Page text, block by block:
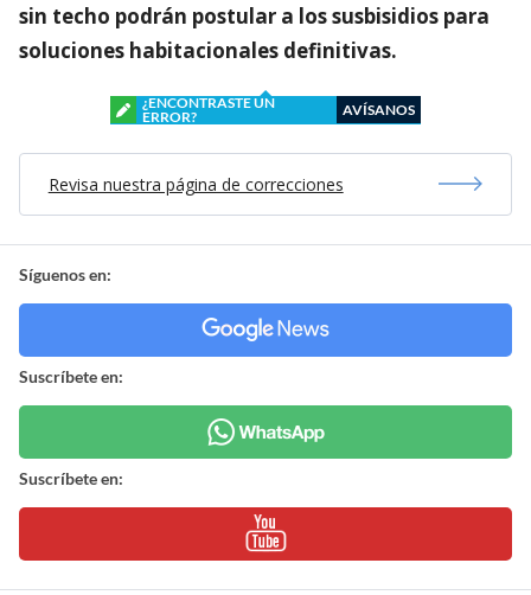
sin techo podrán postular a los susbisidios para
soluciones habitacionales definitivas.
¿ENCONTRASTE UN
ERROR?
AVÍSANOS
Revisa nuestra página de correcciones
Síguenos en:
Suscríbete en:
Suscríbete en: